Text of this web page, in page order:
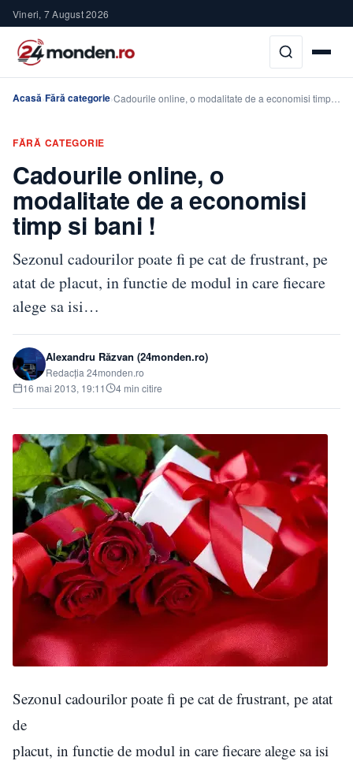
Vineri, 7 August 2026
Acasă›Fără categorie›Cadourile online, o modalitate de a economisi timp…
FĂRĂ CATEGORIE
Cadourile online, o
modalitate de a economisi
timp si bani !
Sezonul cadourilor poate fi pe cat de frustrant, pe
atat de placut, in functie de modul in care fiecare
alege sa isi…
Alexandru Răzvan (24monden.ro)
Redacția 24monden.ro
16 mai 2013, 19:11
4 min citire
Sezonul cadourilor poate fi pe cat de frustrant, pe atat
de
placut, in functie de modul in care fiecare alege sa isi